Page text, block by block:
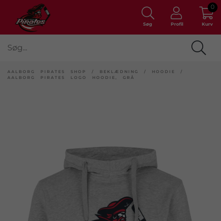
Søg Profil Kurv
0
AALBORG PIRATES SHOP / BEKLÆDNING / HOODIE
/
AALBORG PIRATES LOGO HOODIE, GRÅ